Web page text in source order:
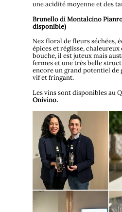
une acidité moyenne et des
Brunello di Montalcino
disponible)
Nez floral de fleurs séchées,
épices et réglisse, chaleureux
bouche, il est juteux mais
fermes et une très belle
encore un grand potentiel de
vif et fringant.
Les vins sont disponibles au
Onivino.